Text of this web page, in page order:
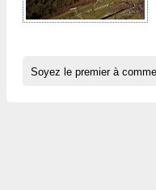
Soyez le premier à